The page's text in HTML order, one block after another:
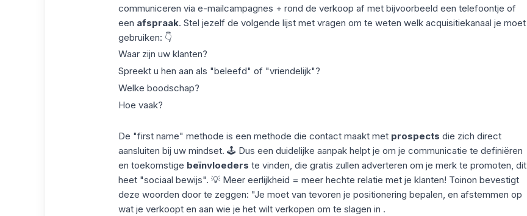
communiceren via e-mailcampagnes + rond de verkoop af met bijvoorbeeld een telefoontje of
een afspraak. Stel jezelf de volgende lijst met vragen om te weten welk acquisitiekanaal je moet
gebruiken: 👇
Waar zijn uw klanten?
Spreekt u hen aan als "beleefd" of "vriendelijk"?
Welke boodschap?
Hoe vaak?
De "first name" methode is een methode die contact maakt met prospects die zich direct
aansluiten bij uw mindset. 🕹️ Dus een duidelijke aanpak helpt je om je communicatie te definiëren
en toekomstige beïnvloeders te vinden, die gratis zullen adverteren om je merk te promoten, dit
heet "sociaal bewijs". 💡 Meer eerlijkheid = meer hechte relatie met je klanten! Toinon bevestigt
deze woorden door te zeggen: "Je moet van tevoren je positionering bepalen, en afstemmen op
wat je verkoopt en aan wie je het wilt verkopen om te slagen in .